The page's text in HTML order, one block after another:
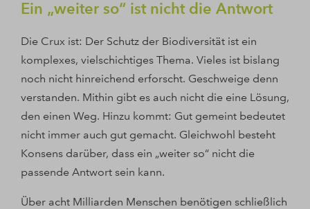
Ein „weiter so“ ist nicht die Antwort
Die Crux ist: Der Schutz der Biodiversität ist ein
komplexes, vielschichtiges Thema. Vieles ist bislang
noch nicht hinreichend erforscht. Geschweige denn
verstanden. Mithin gibt es auch nicht die eine Lösung,
den einen Weg. Hinzu kommt: Gut gemeint bedeutet
nicht immer auch gut gemacht. Gleichwohl besteht
Konsens darüber, dass ein „weiter so“ nicht die
passende Antwort sein kann.
Über acht Milliarden Menschen benötigen schließlich